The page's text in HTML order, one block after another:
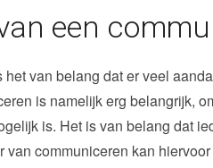
een
het van belang dat er veel
is namelijk erg belangrijk,
is. Het is van belang dat
van communiceren kan